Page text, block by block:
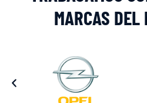
MARCAS DEL